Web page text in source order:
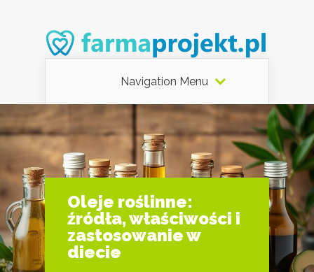
Navigation Menu
Oleje roślinne:
źródła, właściwości i
zastosowanie w
diecie